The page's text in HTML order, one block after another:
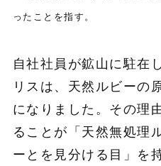
ったことを指す。
自社社員が鉱山に駐在
リスは、天然ルビーの
になりました。その理
ることが「天然無処理
ーとを見分ける目」を